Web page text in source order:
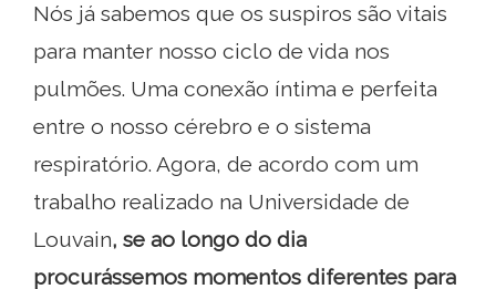
Nós já sabemos que os suspiros são vitais
para manter nosso ciclo de vida nos
pulmões. Uma conexão íntima e perfeita
entre o nosso cérebro e o sistema
respiratório. Agora, de acordo com um
trabalho realizado na Universidade de
Louvain, se ao longo do dia
procurássemos momentos diferentes para